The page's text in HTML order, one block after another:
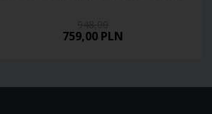
759,00 PLN